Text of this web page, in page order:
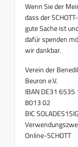
Wenn Sie der
dass der
gute Sache ist
dafür spenden
wir dankbar.
Verein der
Beuron e.V.
IBAN DE31
8013 02
BIC SOLADES1SIG
Online-SCHOTT